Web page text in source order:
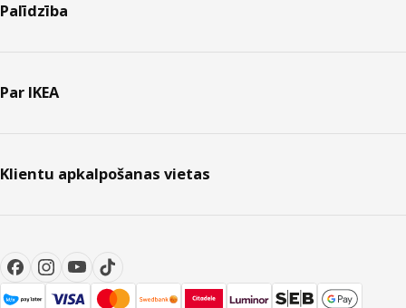
Palīdzība
Par IKEA
Klientu apkalpošanas vietas